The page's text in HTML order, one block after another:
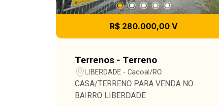
R$ 280.000,00 V
Terrenos - Terreno
LIBERDADE - Cacoal/RO
CASA/TERRENO PARA VENDA NO
BAIRRO LIBERDADE